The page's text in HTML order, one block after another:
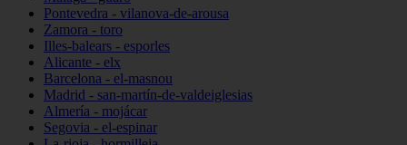
Pontevedra - vilanova-de-arousa
Zamora - toro
Illes-balears - esporles
Alicante - elx
Barcelona - el-masnou
Madrid - san-martín-de-valdeiglesias
Almería - mojácar
Segovia - el-espinar